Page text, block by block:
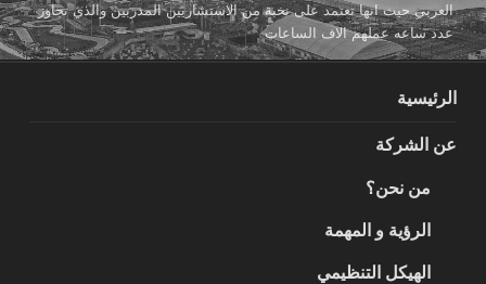
العربي حيث انها تعتمد على نخبة من الاستشاريين المدربين والذي تجاوز
عدد ساعه عملهم الاف الساعات
الرئيسية
عن الشركة
من نحن؟
الرؤية و المهمة
الهيكل التنظيمي